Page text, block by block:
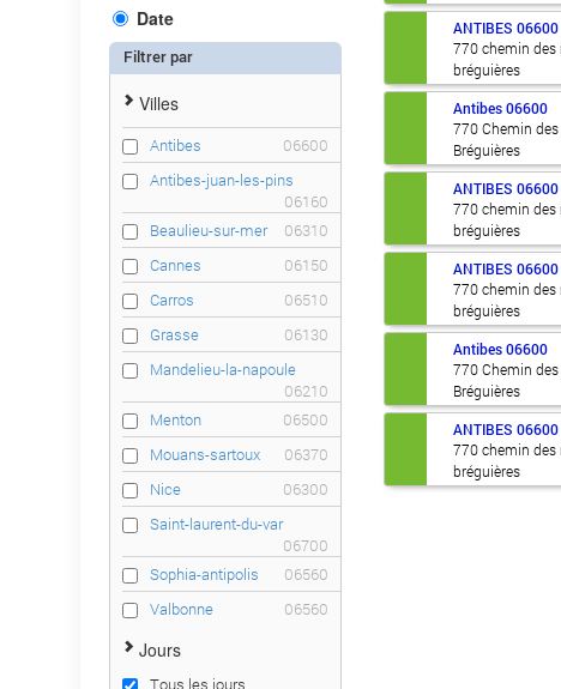
Date
Filtrer par
Villes
Antibes
06600
Antibes-juan-les-pins
06160
Beaulieu-sur-mer
06310
Cannes
06150
Carros
06510
Grasse
06130
Mandelieu-la-napoule
06210
Menton
06500
Mouans-sartoux
06370
Nice
06300
Saint-laurent-du-var
06700
Sophia-antipolis
06560
Valbonne
06560
Jours
Tous les jours
ANTIBES 06600
770 chemin des
bréguières
Antibes 06600
770 Chemin
Bréguières
ANTIBES 06600
770 chemin des
bréguières
ANTIBES 06600
770 chemin des
bréguières
Antibes 06600
770 Chemin
Bréguières
ANTIBES 06600
770 chemin des
bréguières